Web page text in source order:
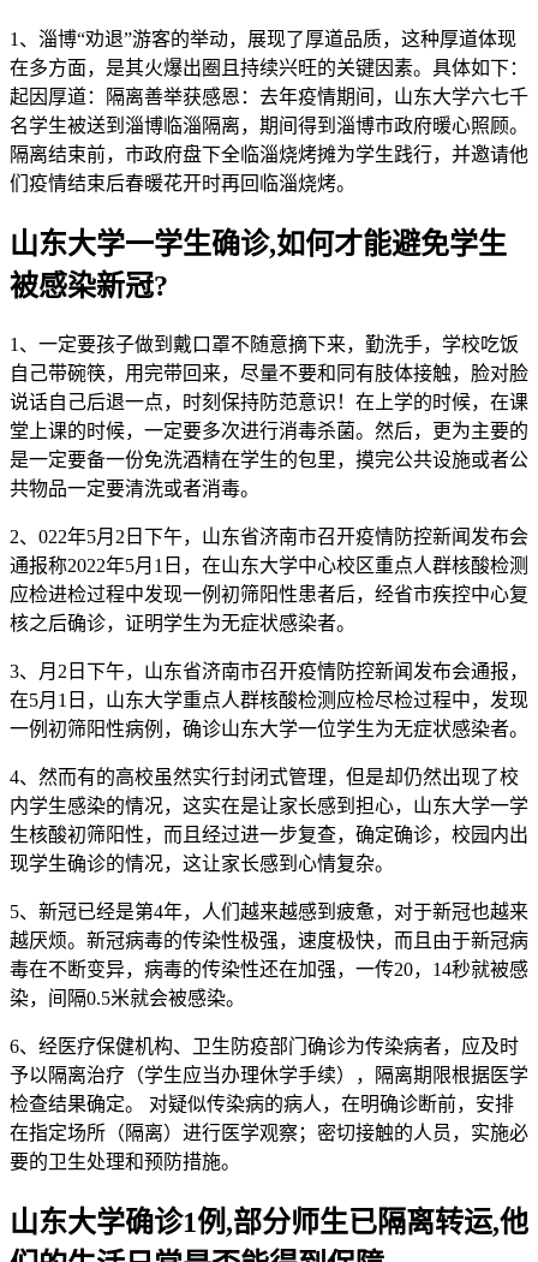
1、淄博“劝退”游客的举动，展现了厚道品质，这种厚道体现
在多方面，是其火爆出圈且持续兴旺的关键因素。具体如下：
起因厚道：隔离善举获感恩：去年疫情期间，山东大学六七千
名学生被送到淄博临淄隔离，期间得到淄博市政府暖心照顾。
隔离结束前，市政府盘下全临淄烧烤摊为学生践行，并邀请他
们疫情结束后春暖花开时再回临淄烧烤。
山东大学一学生确诊,如何才能避免学生
被感染新冠?
1、一定要孩子做到戴口罩不随意摘下来，勤洗手，学校吃饭
自己带碗筷，用完带回来，尽量不要和同有肢体接触，脸对脸
说话自己后退一点，时刻保持防范意识！在上学的时候，在课
堂上课的时候，一定要多次进行消毒杀菌。然后，更为主要的
是一定要备一份免洗酒精在学生的包里，摸完公共设施或者公
共物品一定要清洗或者消毒。
2、022年5月2日下午，山东省济南市召开疫情防控新闻发布会
通报称2022年5月1日，在山东大学中心校区重点人群核酸检测
应检进检过程中发现一例初筛阳性患者后，经省市疾控中心复
核之后确诊，证明学生为无症状感染者。
3、月2日下午，山东省济南市召开疫情防控新闻发布会通报，
在5月1日，山东大学重点人群核酸检测应检尽检过程中，发现
一例初筛阳性病例，确诊山东大学一位学生为无症状感染者。
4、然而有的高校虽然实行封闭式管理，但是却仍然出现了校
内学生感染的情况，这实在是让家长感到担心，山东大学一学
生核酸初筛阳性，而且经过进一步复查，确定确诊，校园内出
现学生确诊的情况，这让家长感到心情复杂。
5、新冠已经是第4年，人们越来越感到疲惫，对于新冠也越来
越厌烦。新冠病毒的传染性极强，速度极快，而且由于新冠病
毒在不断变异，病毒的传染性还在加强，一传20，14秒就被感
染，间隔0.5米就会被感染。
6、经医疗保健机构、卫生防疫部门确诊为传染病者，应及时
予以隔离治疗（学生应当办理休学手续），隔离期限根据医学
检查结果确定。 对疑似传染病的病人，在明确诊断前，安排
在指定场所（隔离）进行医学观察；密切接触的人员，实施必
要的卫生处理和预防措施。
山东大学确诊1例,部分师生已隔离转运,他